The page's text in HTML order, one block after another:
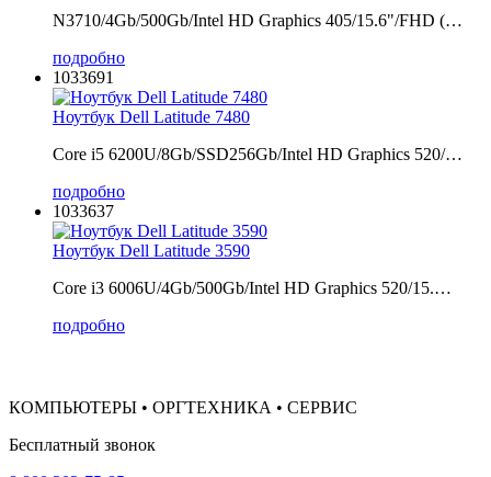
N3710/4Gb/500Gb/Intel HD Graphics 405/15.6"/FHD (…
подробно
1033691
Ноутбук Dell Latitude 7480
Core i5 6200U/8Gb/SSD256Gb/Intel HD Graphics 520/…
подробно
1033637
Ноутбук Dell Latitude 3590
Core i3 6006U/4Gb/500Gb/Intel HD Graphics 520/15.…
подробно
КОМПЬЮТЕРЫ • ОРГТЕХНИКА • СЕРВИС
Бесплатный звонок